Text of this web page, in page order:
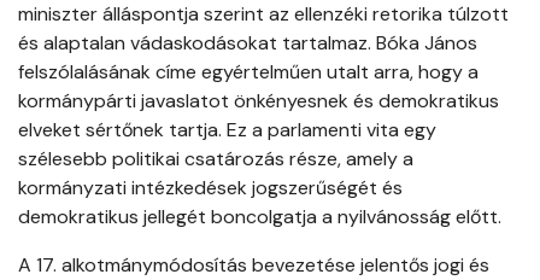
miniszter álláspontja szerint az ellenzéki retorika túlzott
és alaptalan vádaskodásokat tartalmaz. Bóka János
felszólalásának címe egyértelműen utalt arra, hogy a
kormánypárti javaslatot önkényesnek és demokratikus
elveket sértőnek tartja. Ez a parlamenti vita egy
szélesebb politikai csatározás része, amely a
kormányzati intézkedések jogszerűségét és
demokratikus jellegét boncolgatja a nyilvánosság előtt.
A 17. alkotmánymódosítás bevezetése jelentős jogi és